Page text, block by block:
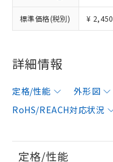
標準価格(税別) ¥ 2,450
詳細情報
定格/性能 外形図
RoHS/REACH対応状況
定格/性能